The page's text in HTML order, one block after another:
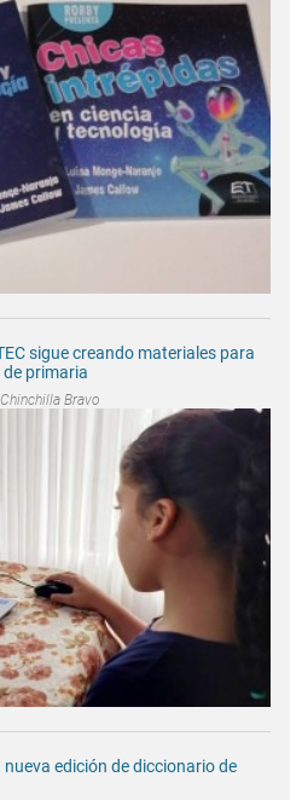
sigue creando materiales para
primaria
Bravo
edición de diccionario de